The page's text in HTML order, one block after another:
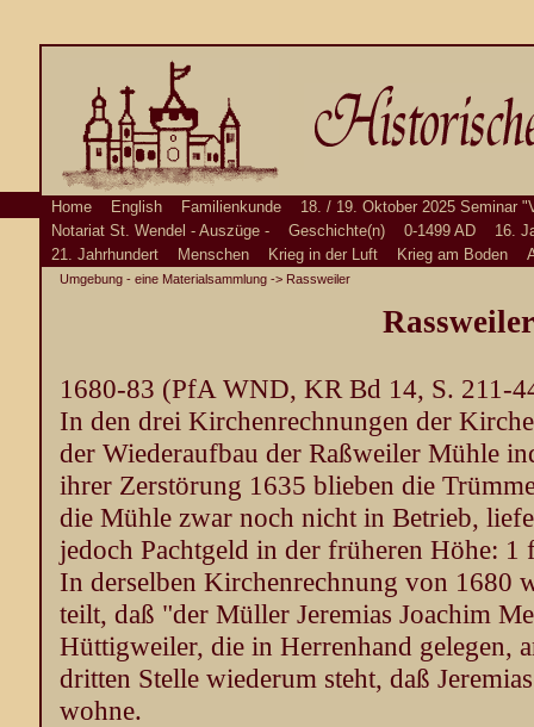
Home English Familienkunde
18. / 19. Oktober 2025 Seminar
Notariat St. Wendel - Auszüge -
Geschichte(n) 0-1499 AD
16.
21. Jahrhundert
Menschen Krieg in der Luft Krieg am Boden
Umgebung - eine Materialsammlung -> Rassweiler
Rassweiler
1680-83 (PfA WND, KR Bd 14, S. 211-
In den drei Kirchenrechnungen der
der Wiederaufbau der Raßweiler Mühle
ihrer Zerstörung 1635 blieben die
die Mühle zwar noch nicht in Betrieb,
jedoch Pachtgeld in der früheren Höhe: 1
In derselben Kirchenrechnung von 1680
teilt, daß "der Müller Jeremias Joachim
Hüttigweiler, die in Herrenhand gelegen,
dritten Stelle wiederum steht, daß
wohne.